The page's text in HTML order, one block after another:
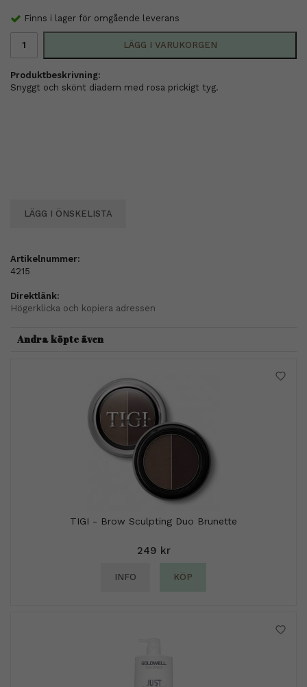
Finns i lager för omgående leverans
LÄGG I VARUKORGEN
Produktbeskrivning:
Snyggt och skönt diadem med rosa prickigt tyg.
LÄGG I ÖNSKELISTA
Artikelnummer:
4215
Direktlänk:
Högerklicka och kopiera adressen
Andra köpte även
TIGI - Brow Sculpting Duo Brunette
249 kr
INFO KÖP